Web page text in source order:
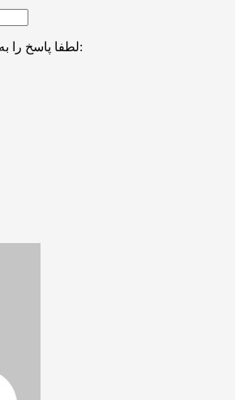
لطفا پاسخ را به عدد انگلیسی وارد کنید: